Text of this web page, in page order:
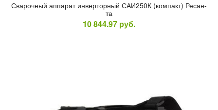
Сва­роч­ный ап­па­рат ин­вертор­ный САИ250К (ком­пакт) Ре­сан­
та
10 844.97 руб.